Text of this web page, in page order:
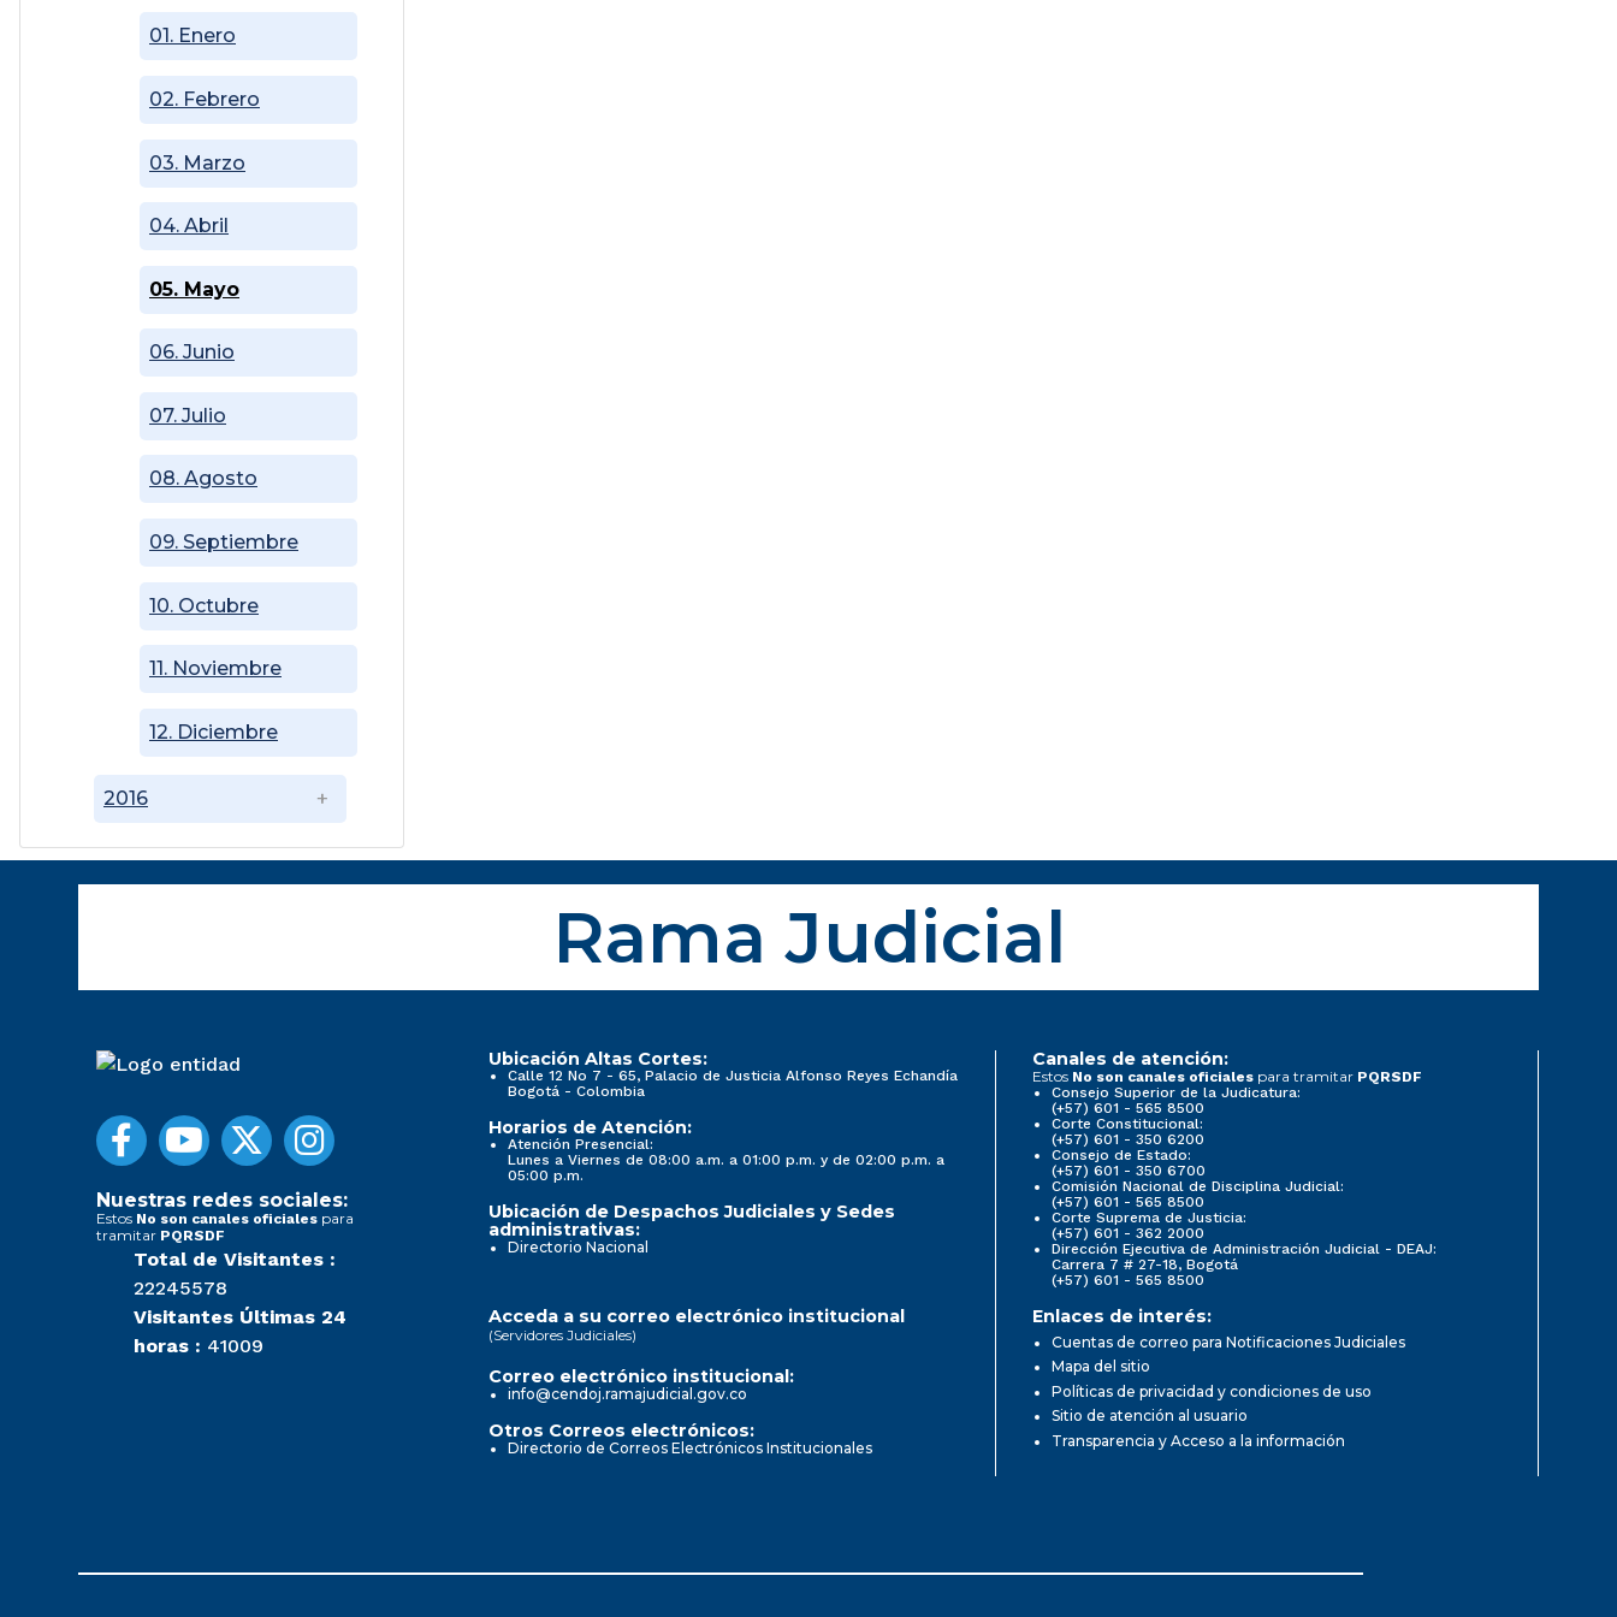
2016
01. Enero
02. Febrero
03. Marzo
04. Abril
05. Mayo
06. Junio
07. Julio
08. Agosto
09. Septiembre
10. Octubre
11. Noviembre
12. Diciembre
Rama Judicial
Nuestras redes sociales:
Estos No son canales oficiales para
tramitar PQRSDF
Total de Visitantes :
22245578
Visitantes Últimas 24
horas : 41009
Ubicación Altas Cortes:
Calle 12 No 7 - 65, Palacio de Justicia Alfonso Reyes Echandía
Bogotá - Colombia
Horarios de Atención:
Atención Presencial:
Lunes a Viernes de 08:00 a.m. a 01:00 p.m. y de 02:00 p.m. a
05:00 p.m.
Ubicación de Despachos Judiciales y Sedes
administrativas:
Directorio Nacional
Canales de atención:
Estos No son canales oficiales para tramitar PQRSDF
Consejo Superior de la Judicatura:
(+57) 601 - 565 8500
Corte Constitucional:
(+57) 601 - 350 6200
Consejo de Estado:
(+57) 601 - 350 6700
Comisión Nacional de Disciplina Judicial:
(+57) 601 - 565 8500
Corte Suprema de Justicia:
(+57) 601 - 362 2000
Dirección Ejecutiva de Administración Judicial - DEAJ:
Carrera 7 # 27-18, Bogotá
(+57) 601 - 565 8500
Acceda a su correo electrónico institucional
(Servidores Judiciales)
Correo electrónico institucional:
info@cendoj.ramajudicial.gov.co
Otros Correos electrónicos:
Directorio de Correos Electrónicos Institucionales
Enlaces de interés:
Cuentas de correo para Notificaciones Judiciales
Mapa del sitio
Políticas de privacidad y condiciones de uso
Sitio de atención al usuario
Transparencia y Acceso a la información